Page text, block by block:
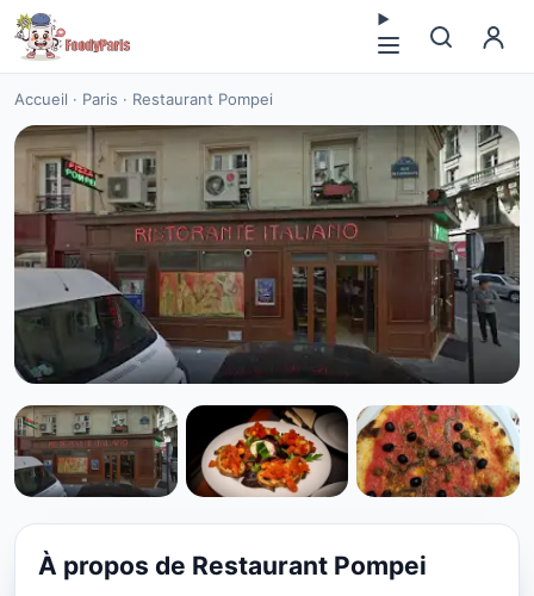
Accueil · Paris · Restaurant Pompei
CUISINE EUROPÉENNE
Restaurant Pompei à Paris
★ 4.2/5
À propos de Restaurant Pompei